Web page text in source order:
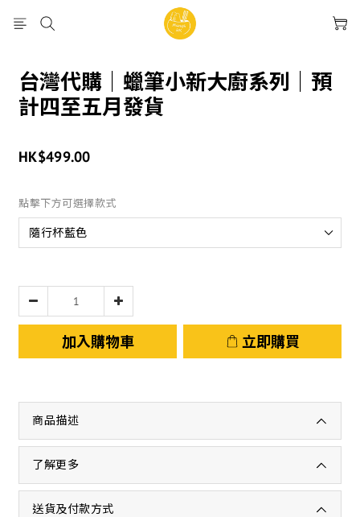
台灣代購｜蠟筆小新大廚系列｜預
計四至五月發貨
HK$499.00
點擊下方可選擇款式
加入購物車 立即購買
商品描述
了解更多
送貨及付款方式